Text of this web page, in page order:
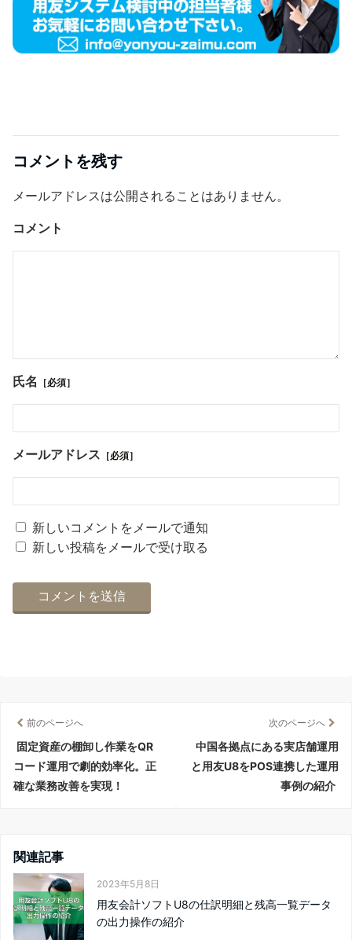
コメントを残す
メールアドレスは公開されることはありません。
コメント
氏名 ［必須］
メールアドレス ［必須］
新しいコメントをメールで通知
新しい投稿をメールで受け取る
前のページへ
固定資産の棚卸し作業をQR
コード運用で劇的効率化。正
確な業務改善を実現！
次のページへ
中国各拠点にある実店舗運用
と用友U8をPOS連携した運用
事例の紹介
関連記事
2023年5月8日
用友会計ソフトU8の仕訳明細と残高一覧データ
の出力操作の紹介